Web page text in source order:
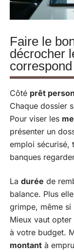
Faire le
décrocher
correspond
Côté prêt
Chaque dossier
Pour viser les
présenter un
emploi sécurisé,
banques
La durée de
balance. Plus
grimpe, même si
Mieux vaut
à votre budget.
montant à